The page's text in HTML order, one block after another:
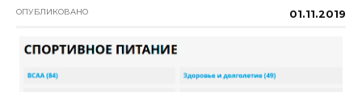
ОПУБЛИКОВАНО 01.11.2019